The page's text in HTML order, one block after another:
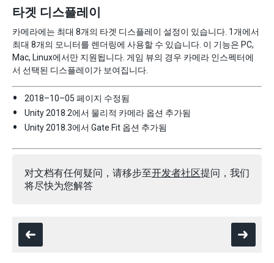
타겟 디스플레이
카메라에는 최대 8개의 타겟 디스플레이 설정이 있습니다. 1개에서
최대 8개의 모니터를 렌더링에 사용할 수 있습니다. 이 기능은 PC,
Mac, Linux에서만 지원됩니다. 게임 뷰의 경우 카메라 인스펙터에
서 선택된 디스플레이가 보여집니다.
2018–10–05 페이지 수정됨
Unity 2018.2에서 물리적 카메라 옵션 추가됨
Unity 2018.3에서 Gate Fit 옵션 추가됨
对文档有任何疑问，请移步至开发者社区提问，我们
将尽快为您解答